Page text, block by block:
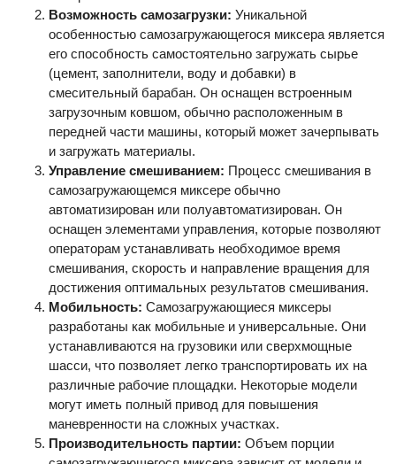
Возможность самозагрузки: Уникальной
особенностью самозагружающегося миксера является
его способность самостоятельно загружать сырье
(цемент, заполнители, воду и добавки) в
смесительный барабан. Он оснащен встроенным
загрузочным ковшом, обычно расположенным в
передней части машины, который может зачерпывать
и загружать материалы.
Управление смешиванием: Процесс смешивания в
самозагружающемся миксере обычно
автоматизирован или полуавтоматизирован. Он
оснащен элементами управления, которые позволяют
операторам устанавливать необходимое время
смешивания, скорость и направление вращения для
достижения оптимальных результатов смешивания.
Мобильность: Самозагружающиеся миксеры
разработаны как мобильные и универсальные. Они
устанавливаются на грузовики или сверхмощные
шасси, что позволяет легко транспортировать их на
различные рабочие площадки. Некоторые модели
могут иметь полный привод для повышения
маневренности на сложных участках.
Производительность партии: Объем порции